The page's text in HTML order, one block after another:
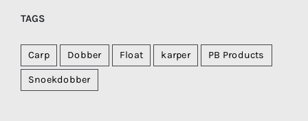
TAGS
Carp Dobber Float karper PB Products
Snoekdobber